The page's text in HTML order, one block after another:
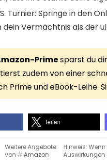
Turnier: Springe in den
dein Vermächtnis als der
Primesparst du
zudem von einer
Prime und eBook-Leihe.
teilen
Weitere Angebote
von
Amazon
Hinweis:
Auswirkungen